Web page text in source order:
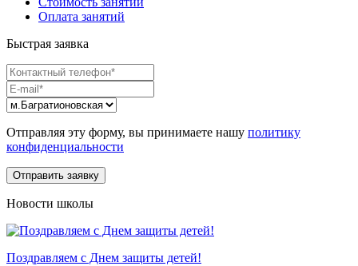
Оплата занятий
Быстрая заявка
Отправляя эту форму, вы принимаете нашу политику
конфиденциальности
Новости школы
Поздравляем с Днем защиты детей!